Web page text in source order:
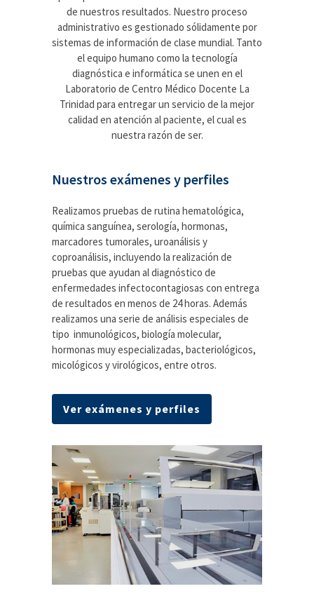
de nuestros resultados. Nuestro proceso
administrativo es gestionado sólidamente por
sistemas de información de clase mundial. Tanto
el equipo humano como la tecnología
diagnóstica e informática se unen en el
Laboratorio de Centro Médico Docente La
Trinidad para entregar un servicio de la mejor
calidad en atención al paciente, el cual es
nuestra razón de ser.
Nuestros exámenes y perfiles
Realizamos pruebas de rutina hematológica,
química sanguínea, serología, hormonas,
marcadores tumorales, uroanálisis y
coproanálisis, incluyendo la realización de
pruebas que ayudan al diagnóstico de
enfermedades infectocontagiosas con entrega
de resultados en menos de 24 horas. Además
realizamos una serie de análisis especiales de
tipo inmunológicos, biología molecular,
hormonas muy especializadas, bacteriológicos,
micológicos y virológicos, entre otros.
Ver exámenes y perfiles